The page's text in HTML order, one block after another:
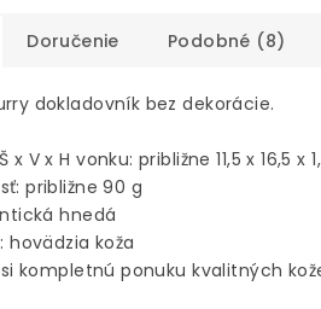
Doručenie Podobné (8)
dokladovník bez dekorácie.
x V x H vonku: približne 11,5 x 16,5 x
približne 90 g
hnedá
hovädzia koža
kompletnú ponuku kvalitných